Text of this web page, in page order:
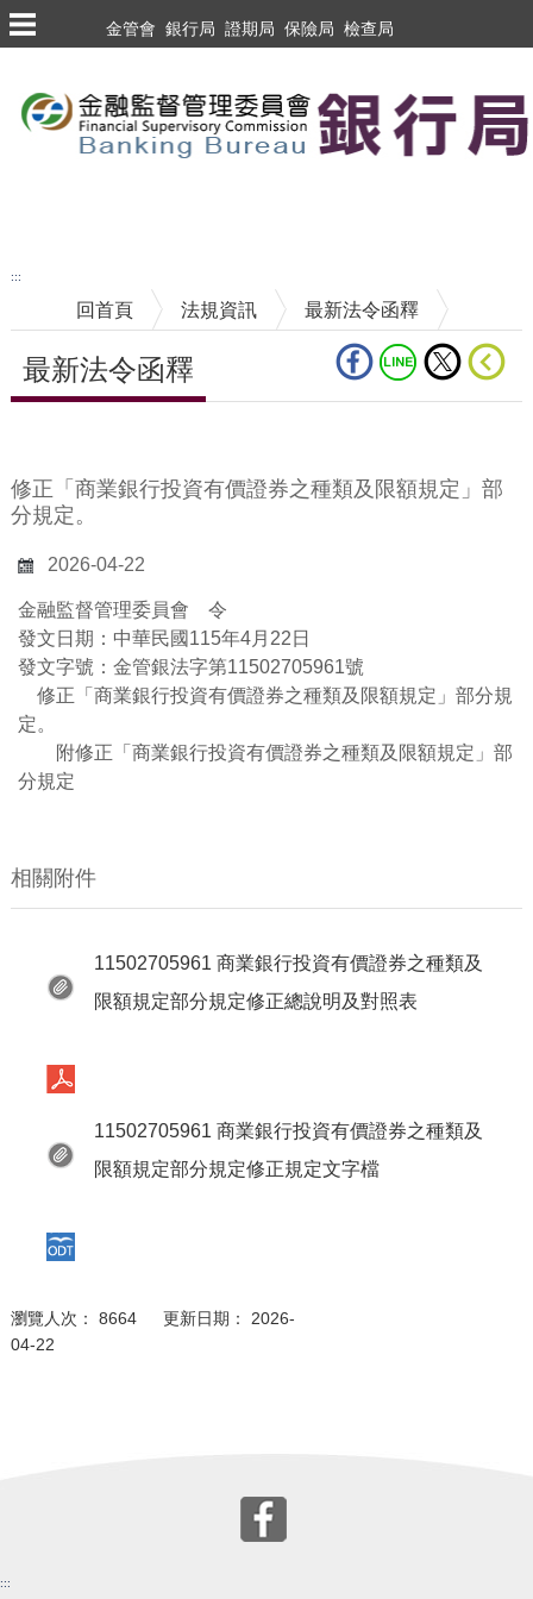
跳到主要內容區塊
金管會 銀行局 證期局 保險局 檢查局
:::
回首頁 法規資訊 最新法令函釋
最新法令函釋
修正「商業銀行投資有價證券之種類及限額規定」部
分規定。
2026-04-22
金融監督管理委員會 令
發文日期：中華民國115年4月22日
發文字號：金管銀法字第11502705961號
修正「商業銀行投資有價證券之種類及限額規定」部分規
定。
附修正「商業銀行投資有價證券之種類及限額規定」部
分規定
相關附件
11502705961 商業銀行投資有價證券之種類及
限額規定部分規定修正總說明及對照表
11502705961 商業銀行投資有價證券之種類及
限額規定部分規定修正規定文字檔
瀏覽人次： 8664 更新日期： 2026-
04-22
:::